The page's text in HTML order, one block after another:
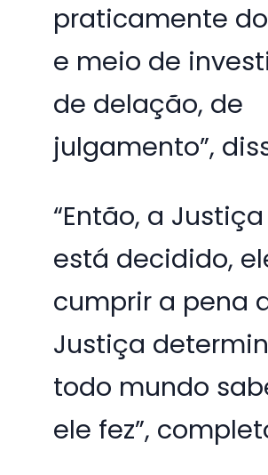
praticamente
e meio de
de delação, de
julgamento”,
“Então, a
está decidido,
cumprir a pena
Justiça
todo mundo
ele fez”,